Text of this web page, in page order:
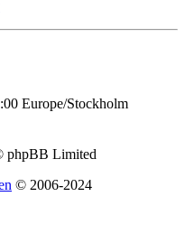
Europe/Stockholm
phpBB Limited
© 2006-2024